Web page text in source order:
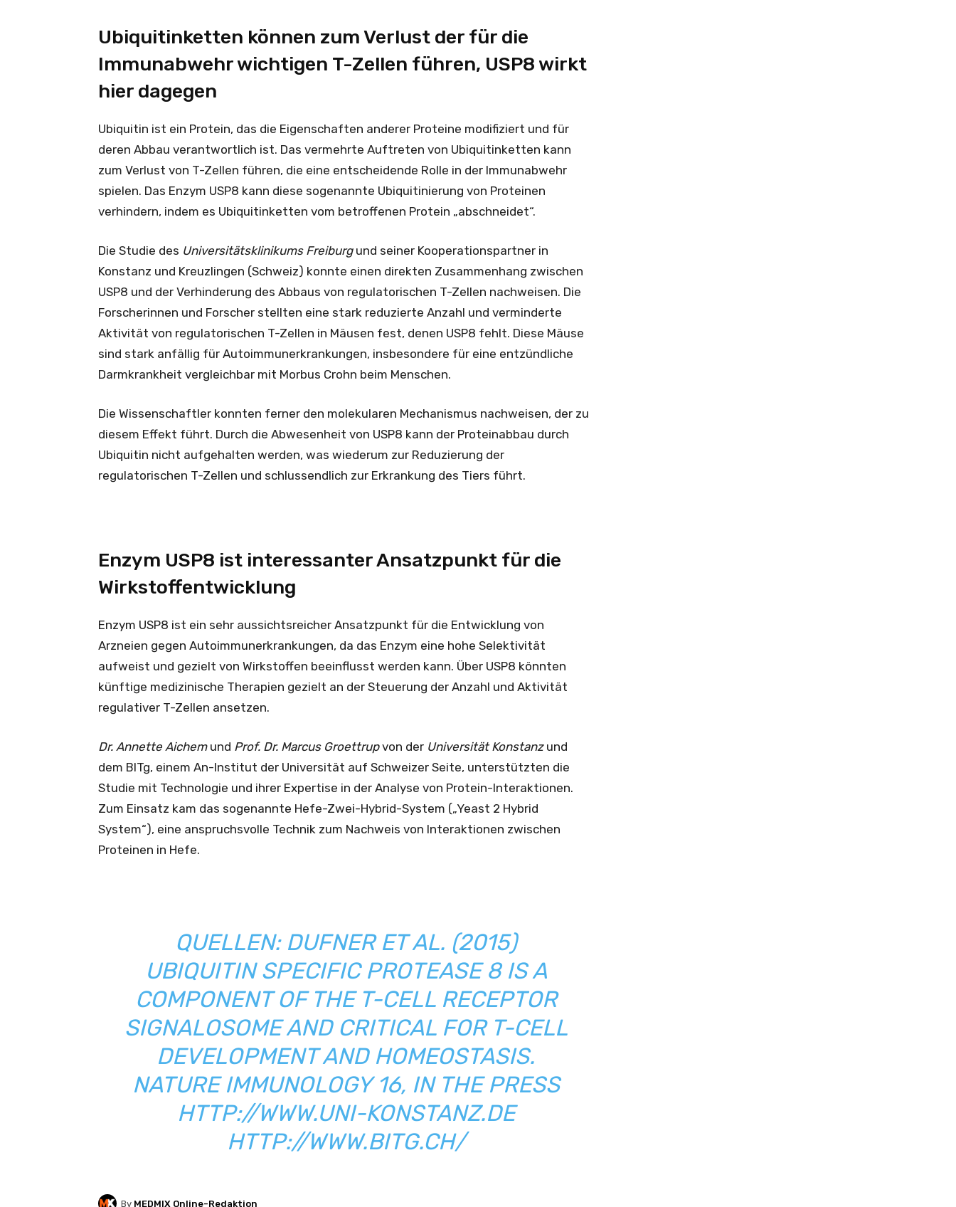
Ubiquitinketten können zum Verlust der für die
Immunabwehr wichtigen T-Zellen führen, USP8 wirkt
hier dagegen
Ubiquitin ist ein Protein, das die Eigenschaften anderer Proteine modifiziert und für
deren Abbau verantwortlich ist. Das vermehrte Auftreten von Ubiquitinketten kann
zum Verlust von T-Zellen führen, die eine entscheidende Rolle in der Immunabwehr
spielen. Das Enzym USP8 kann diese sogenannte Ubiquitinierung von Proteinen
verhindern, indem es Ubiquitinketten vom betroffenen Protein „abschneidet“.
Die Studie des Universitätsklinikums Freiburgund seiner Kooperationspartner in
Konstanz und Kreuzlingen (Schweiz) konnte einen direkten Zusammenhang zwischen
USP8 und der Verhinderung des Abbaus von regulatorischen T-Zellen nachweisen. Die
Forscherinnen und Forscher stellten eine stark reduzierte Anzahl und verminderte
Aktivität von regulatorischen T-Zellen in Mäusen fest, denen USP8 fehlt. Diese Mäuse
sind stark anfällig für Autoimmunerkrankungen, insbesondere für eine entzündliche
Darmkrankheit vergleichbar mit Morbus Crohn beim Menschen.
Die Wissenschaftler konnten ferner den molekularen Mechanismus nachweisen, der zu
diesem Effekt führt. Durch die Abwesenheit von USP8 kann der Proteinabbau durch
Ubiquitin nicht aufgehalten werden, was wiederum zur Reduzierung der
regulatorischen T-Zellen und schlussendlich zur Erkrankung des Tiers führt.
Enzym USP8 ist interessanter Ansatzpunkt für die
Wirkstoffentwicklung
Enzym USP8 ist ein sehr aussichtsreicher Ansatzpunkt für die Entwicklung von
Arzneien gegen Autoimmunerkrankungen, da das Enzym eine hohe Selektivität
aufweist und gezielt von Wirkstoffen beeinflusst werden kann. Über USP8 könnten
künftige medizinische Therapien gezielt an der Steuerung der Anzahl und Aktivität
regulativer T-Zellen ansetzen.
Dr. Annette Aichemund Prof. Dr. Marcus Groettrupvon der Universität Konstanzund
dem BITg, einem An-Institut der Universität auf Schweizer Seite, unterstützten die
Studie mit Technologie und ihrer Expertise in der Analyse von Protein-Interaktionen.
Zum Einsatz kam das sogenannte Hefe-Zwei-Hybrid-System („Yeast 2 Hybrid
System“), eine anspruchsvolle Technik zum Nachweis von Interaktionen zwischen
Proteinen in Hefe.
QUELLEN: DUFNERET AL. (2015)
UBIQUITIN SPECIFIC PROTEASE 8 IS A
COMPONENT OF THE T-CELL RECEPTOR
SIGNALOSOME AND CRITICAL FOR T-CELL
DEVELOPMENT AND HOMEOSTASIS.
NATURE IMMUNOLOGY 16, IN THE PRESS
HTTP://WWW.UNI-KONSTANZ.DE
HTTP://WWW.BITG.CH/
By MEDMIX Online-Redaktion